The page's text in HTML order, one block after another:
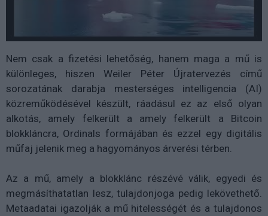
Nem csak a fizetési lehetőség, hanem maga a mű is
különleges, hiszen Weiler Péter Újratervezés című
sorozatának darabja mesterséges intelligencia (AI)
közreműködésével készült, ráadásul ez az első olyan
alkotás, amely felkerült a amely felkerült a Bitcoin
blokkláncra, Ordinals formájában és ezzel egy digitális
műfaj jelenik meg a hagyományos árverési térben.
Az a mű, amely a blokklánc részévé válik, egyedi és
megmásíthatatlan lesz, tulajdonjoga pedig lekövethető.
Metaadatai igazolják a mű hitelességét és a tulajdonos